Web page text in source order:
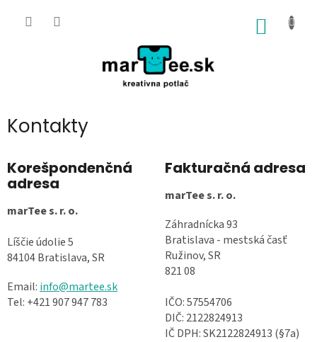
Kontakty
Korešpondenčná
adresa
marTee s. r. o.
Líščie údolie 5
84104 Bratislava, SR
Email: info@martee.sk
Tel: +421 907 947 783
Fakturačná adresa
marTee s. r. o.
Záhradnícka 93
Bratislava - mestská časť
Ružinov, SR
821 08
IČO: 57554706
DIČ: 2122824913
IČ DPH: SK2122824913 (§7a)